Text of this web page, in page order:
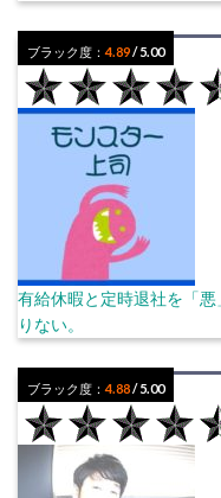
ブラック度：4.89/ 5.00
有給休暇と定時退社を「
りない。
ブラック度：4.88/ 5.00